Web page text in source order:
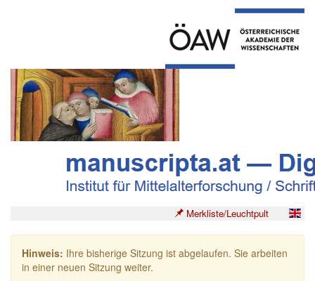
Merkliste/Leuchtpult
Hinweis: Ihre bisherige Sitzung ist abgelaufen. Sie arbeiten
in einer neuen Sitzung weiter.